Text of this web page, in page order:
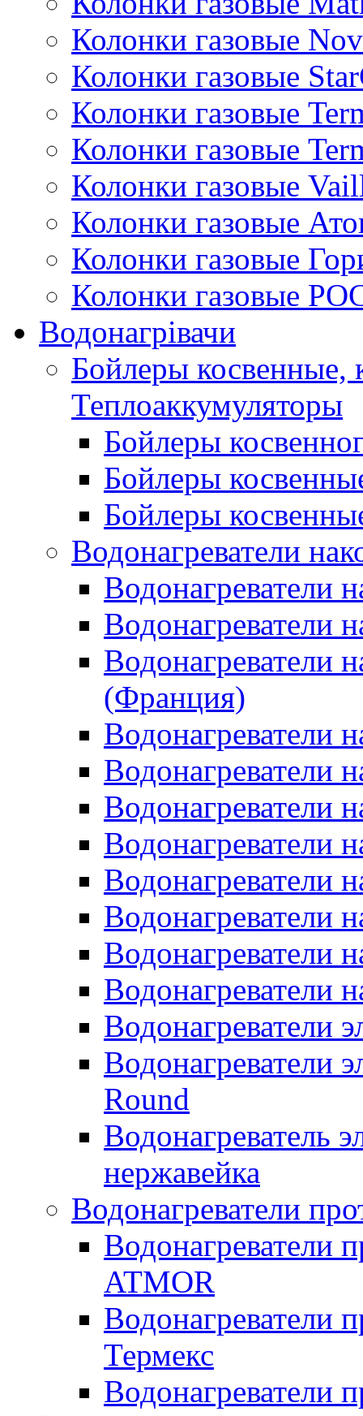
Колонки газовые
Колонки газовые
Колонки газовые
Колонки газовые
Колонки газовые
Колонки газовые
Колонки газовые
Колонки газовые
Водонагрівачи
Бойлеры косвенные,
Теплоаккумуляторы
Бойлеры
Бойлеры
Бойлеры
Водонагреватели
Водонагреватели
Водонагреватели
Водонагреватели
(Франция)
Водонагреватели
Водонагреватели
Водонагреватели
Водонагреватели
Водонагреватели
Водонагреватели
Водонагреватели
Водонагреватели
Водонагреватели
Водонагреватели
Round
Водонагреватель
нержавейка
Водонагреватели
Водонагреватели
ATMOR
Водонагреватели
Термекс
Водонагреватели